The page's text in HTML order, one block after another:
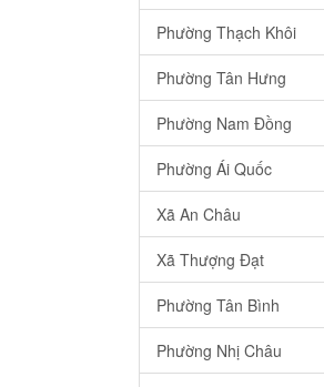
Phường Thạch Khôi
Phường Tân Hưng
Phường Nam Đồng
Phường Ái Quốc
Xã An Châu
Xã Thượng Đạt
Phường Tân Bình
Phường Nhị Châu